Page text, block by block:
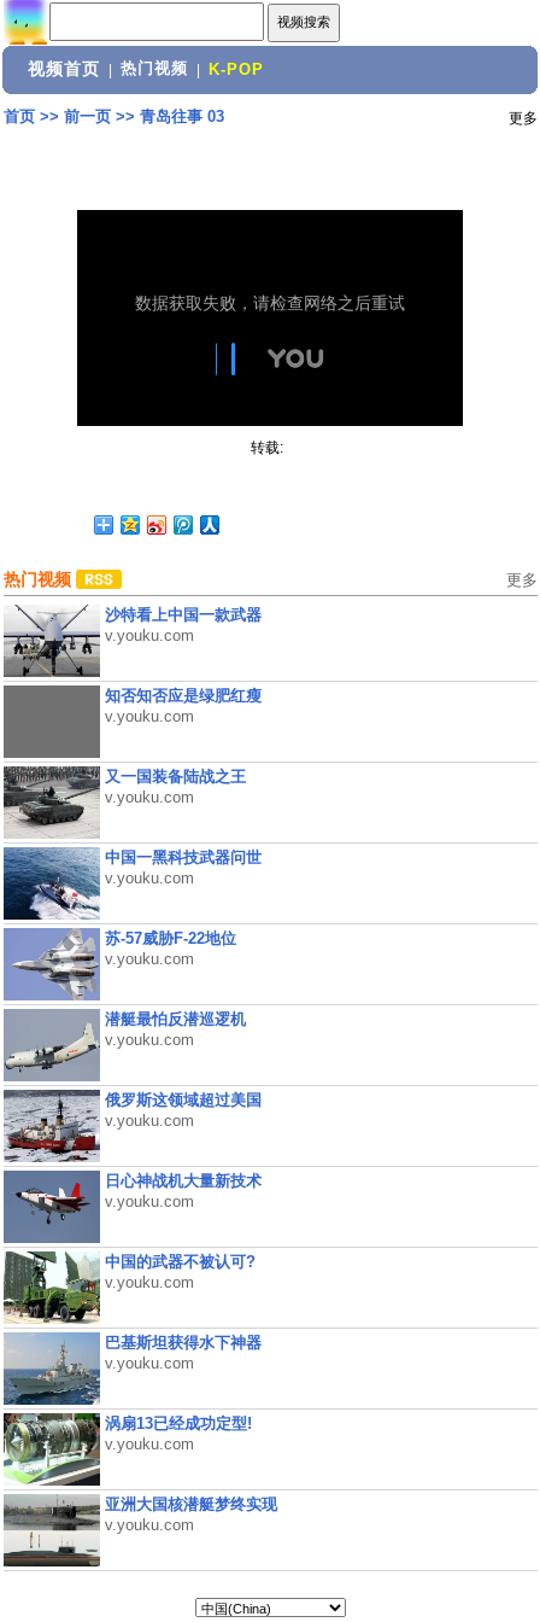
视频首页 热门视频 K-POP
首页>> 前一页>> 青岛往事 03 更多
转载:
热门视频 更多
沙特看上中国一款武器
v.youku.com
知否知否应是绿肥红瘦
v.youku.com
又一国装备陆战之王
v.youku.com
中国一黑科技武器问世
v.youku.com
苏-57威胁F-22地位
v.youku.com
潜艇最怕反潜巡逻机
v.youku.com
俄罗斯这领域超过美国
v.youku.com
日心神战机大量新技术
v.youku.com
中国的武器不被认可?
v.youku.com
巴基斯坦获得水下神器
v.youku.com
涡扇13已经成功定型!
v.youku.com
亚洲大国核潜艇梦终实现
v.youku.com